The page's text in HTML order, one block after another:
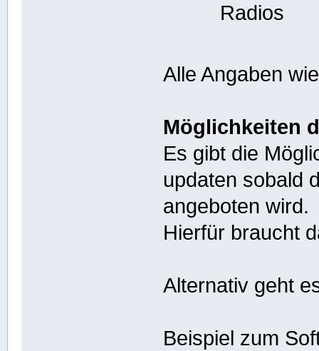
Radios
Alle Angaben
Möglichkeiten
Es gibt die
updaten sobald
angeboten wird.
Hierfür braucht
Alternativ geht
Beispiel zum